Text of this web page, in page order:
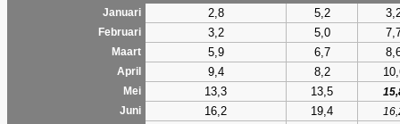
Januari
2,8 5,2
Februari 3,2 5,0
Maart 5,9 6,7
April 9,4 8,2
Mei 13,3 13,5
Juni
16,2 19,4